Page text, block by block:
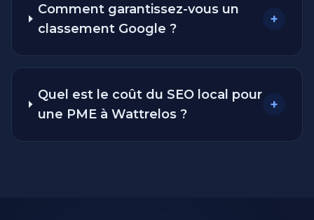
Comment garantissez-vous un
classement Google ?
+
Quel est le coût du SEO local pour
une PME à Wattrelos ?
+